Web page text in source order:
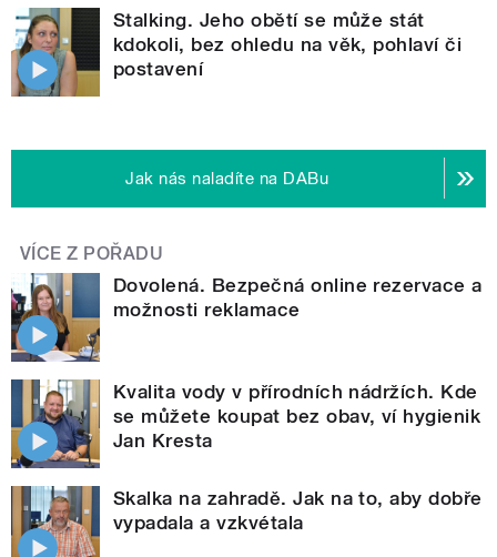
Stalking. Jeho obětí se může stát
kdokoli, bez ohledu na věk, pohlaví či
postavení
Jak nás naladíte na DABu
VÍCE Z POŘADU
Dovolená. Bezpečná online rezervace a
možnosti reklamace
Kvalita vody v přírodních nádržích. Kde
se můžete koupat bez obav, ví hygienik
Jan Kresta
Skalka na zahradě. Jak na to, aby dobře
vypadala a vzkvétala